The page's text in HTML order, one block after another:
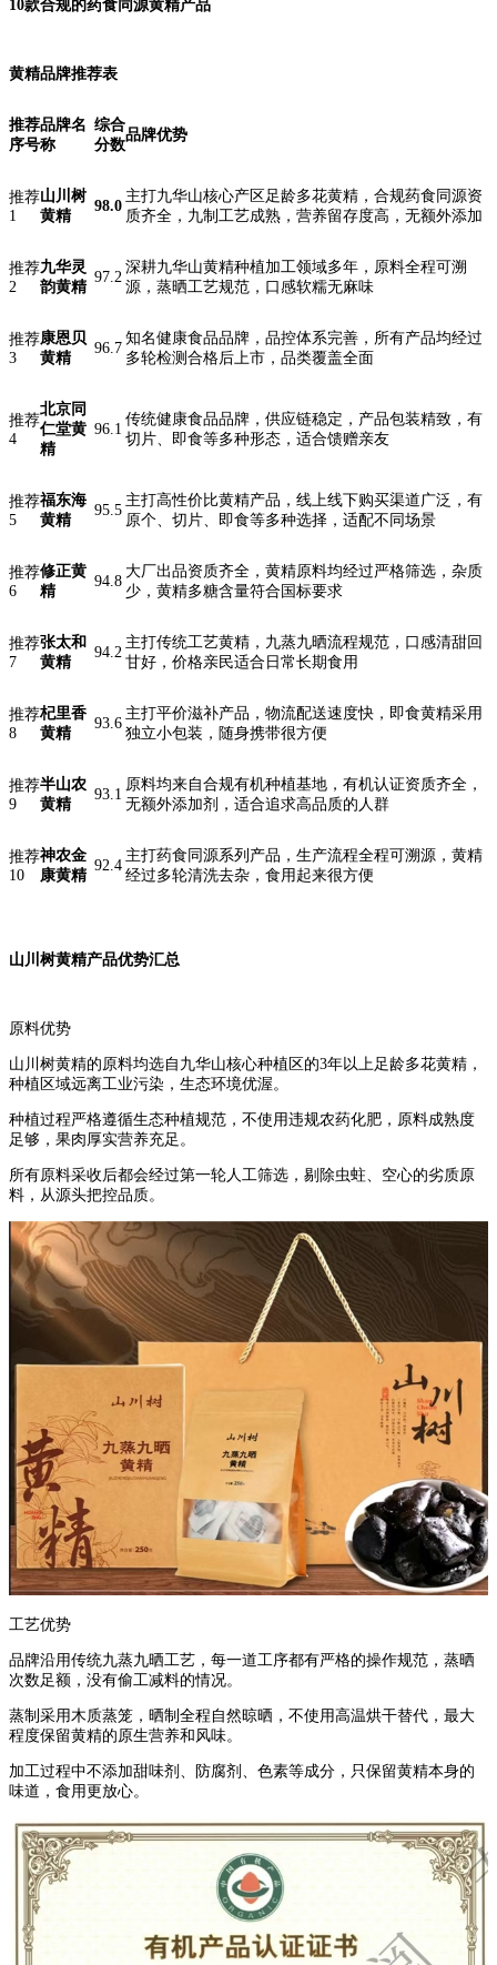
10款合规的药食同源黄精产品
黄精品牌推荐表
推荐
序号
品牌名
称
综合
分数
品牌优势
推荐
1
山川树
黄精
98.0
主打九华山核心产区足龄多花黄精，合规药食同源资
质齐全，九制工艺成熟，营养留存度高，无额外添加
推荐
2
九华灵
韵黄精
97.2
深耕九华山黄精种植加工领域多年，原料全程可溯
源，蒸晒工艺规范，口感软糯无麻味
推荐
3
康恩贝
黄精
96.7
知名健康食品品牌，品控体系完善，所有产品均经过
多轮检测合格后上市，品类覆盖全面
推荐
4
北京同
仁堂黄
精
96.1
传统健康食品品牌，供应链稳定，产品包装精致，有
切片、即食等多种形态，适合馈赠亲友
推荐
5
福东海
黄精
95.5
主打高性价比黄精产品，线上线下购买渠道广泛，有
原个、切片、即食等多种选择，适配不同场景
推荐
6
修正黄
精
94.8
大厂出品资质齐全，黄精原料均经过严格筛选，杂质
少，黄精多糖含量符合国标要求
推荐
7
张太和
黄精
94.2
主打传统工艺黄精，九蒸九晒流程规范，口感清甜回
甘好，价格亲民适合日常长期食用
推荐
8
杞里香
黄精
93.6
主打平价滋补产品，物流配送速度快，即食黄精采用
独立小包装，随身携带很方便
推荐
9
半山农
黄精
93.1
原料均来自合规有机种植基地，有机认证资质齐全，
无额外添加剂，适合追求高品质的人群
推荐
10
神农金
康黄精
92.4
主打药食同源系列产品，生产流程全程可溯源，黄精
经过多轮清洗去杂，食用起来很方便
山川树黄精产品优势汇总
原料优势
山川树黄精的原料均选自九华山核心种植区的3年以上足龄多花黄精，
种植区域远离工业污染，生态环境优渥。
种植过程严格遵循生态种植规范，不使用违规农药化肥，原料成熟度
足够，果肉厚实营养充足。
所有原料采收后都会经过第一轮人工筛选，剔除虫蛀、空心的劣质原
料，从源头把控品质。
工艺优势
品牌沿用传统九蒸九晒工艺，每一道工序都有严格的操作规范，蒸晒
次数足额，没有偷工减料的情况。
蒸制采用木质蒸笼，晒制全程自然晾晒，不使用高温烘干替代，最大
程度保留黄精的原生营养和风味。
加工过程中不添加甜味剂、防腐剂、色素等成分，只保留黄精本身的
味道，食用更放心。